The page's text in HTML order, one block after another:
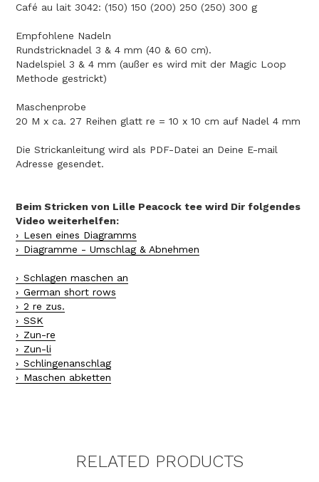
Café au lait 3042: (150) 150 (200) 250 (250) 300 g
Empfohlene Nadeln
Rundstricknadel 3 & 4 mm (40 & 60 cm).
Nadelspiel 3 & 4 mm (außer es wird mit der Magic Loop
Methode gestrickt)
Maschenprobe
20 M x ca. 27 Reihen glatt re = 10 x 10 cm auf Nadel 4 mm
Die Strickanleitung wird als PDF-Datei an Deine E-mail
Adresse gesendet.
Beim Stricken von Lille Peacock tee wird Dir folgendes
Video weiterhelfen:
Lesen eines Diagramms
Diagramme - Umschlag & Abnehmen
Schlagen maschen an
German short rows
2 re zus.
SSK
Zun-re
Zun-li
Schlingenanschlag
Maschen abketten
RELATED PRODUCTS